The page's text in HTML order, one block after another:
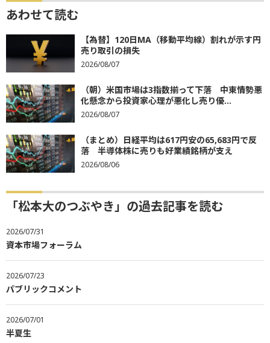
あわせて読む
【為替】120日MA（移動平均線）割れが示す円
売り取引の損失
2026/08/07
（朝）米国市場は3指数揃って下落 中東情勢悪
化懸念から投資家心理が悪化し売り優...
2026/08/07
（まとめ）日経平均は617円安の65,683円で反
落 半導体株に売りも好業績銘柄が支え
2026/08/06
「松本大のつぶやき」の過去記事を読む
2026/07/31
資本市場フォーラム
2026/07/23
パブリックコメント
2026/07/01
半夏生